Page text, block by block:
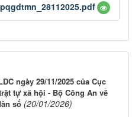
ngày 29/11/2025 của Cục
tự xã hội - Bộ Công An về
số (20/01/2026)